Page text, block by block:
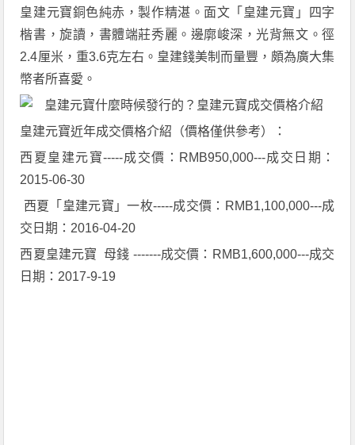
皇建元寶銅色純赤，製作精湛。面文「皇建元寶」四字
楷書，旋讀，書體端莊秀麗。邊廓峻深，光背無文。徑
2.4厘米，重3.6克左右。皇建錢美制而量豐，頗為廣大集
幣者所喜愛。
皇建元寶近年成交價格介紹（價格僅供參考）：
西夏皇建元寶-----成交價：RMB950,000---成交日期：
2015-06-30
西夏「皇建元寶」一枚-----成交價：RMB1,100,000---成
交日期：2016-04-20
西夏皇建元寶 母錢 -------成交價：RMB1,600,000---成交
日期：2017-9-19